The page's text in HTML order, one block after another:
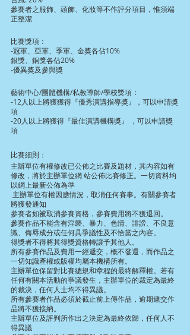
參賽者之服飾、頭飾、化妝等不作評分項目，惟須端
正整潔
比賽獎項：
-冠軍、亞軍、季軍、金獎各佔10%
銀獎、銅獎各佔20%
-優異獎及參與獎
藝術中心/團體機構/私教導師/學校獎項：
-12人以上將獲獲得『優秀演講指導獎』，可以申請獎
項
-20人以上將獲得『最佳演講機構獎』 ，可以申請獎
項
比賽細則：
主辦單位有權修改已公佈之比賽及題材，其內容如有
修改，將於主辦單位網 站公佈比賽修正。一切資料均
以網上最新公佈為準
將獲發通知
參賽者如被取消參賽資格，參賽費用將不獲退回。
參賽作品不能含有淫褻、暴力、色情、誹謗、不良意
識、侮辱成分或任何具爭議性及不恰當之內容。
得獎者不得將其得獎資格轉讓予其他人。
所有參賽作品及費用一經遞交，概不發還，而作品之
一切知識產權或版權均屬本機構所有。
主辦單位保留對比賽總規和章程的最終解釋權。若有
任何有關本活動的爭議發生，主辦單位的裁定為最終
的裁決，任何人士均不得異議。
所有參賽者作品必須於截止前上傳作品，逾期遞交作
品將不獲接納。
主辦單位及評判所作出之決定為最終依歸，任何人不
得異議